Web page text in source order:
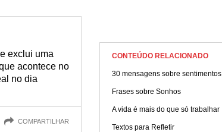
exclui uma
acontece no
no dia
COMPARTILHAR
CONTEÚDO RELACIONADO
30 mensagens sobre sentimentos
Frases sobre Sonhos
A vida é mais do que só trabalhar
Textos para Refletir